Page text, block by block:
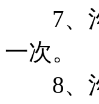
7、沟
一次。
8、沟